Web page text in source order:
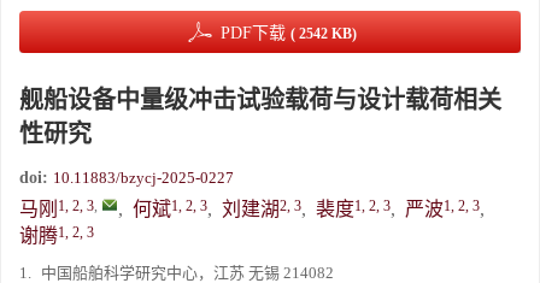
PDF下载 ( 2542 KB)
舰船设备中量级冲击试验载荷与设计载荷相关
性研究
doi: 10.11883/bzycj-2025-0227
马刚 1, 2, 3, , 何斌1, 2, 3, 刘建湖2, 3, 裴度1, 2, 3, 严波1, 2, 3,
谢腾1, 2, 3
1. 中国船舶科学研究中心，江苏 无锡 214082